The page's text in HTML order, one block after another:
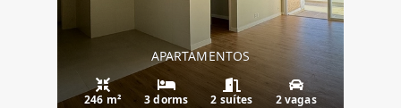
APARTAMENTOS
246 m² 3 dorms 2 suítes 2 vagas